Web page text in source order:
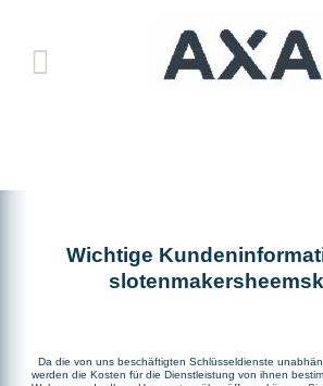
Wichtige
Da die von uns beschäftigten Schlüsseldienste
werden die Kosten für die Dienstleistung von ihnen